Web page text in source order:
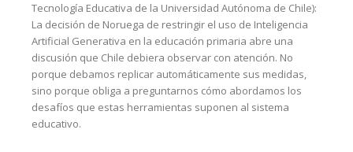
Tecnología Educativa de la Universidad Autónoma de Chile):
La decisión de Noruega de restringir el uso de Inteligencia
Artificial Generativa en la educación primaria abre una
discusión que Chile debiera observar con atención. No
porque debamos replicar automáticamente sus medidas,
sino porque obliga a preguntarnos cómo abordamos los
desafíos que estas herramientas suponen al sistema
educativo.